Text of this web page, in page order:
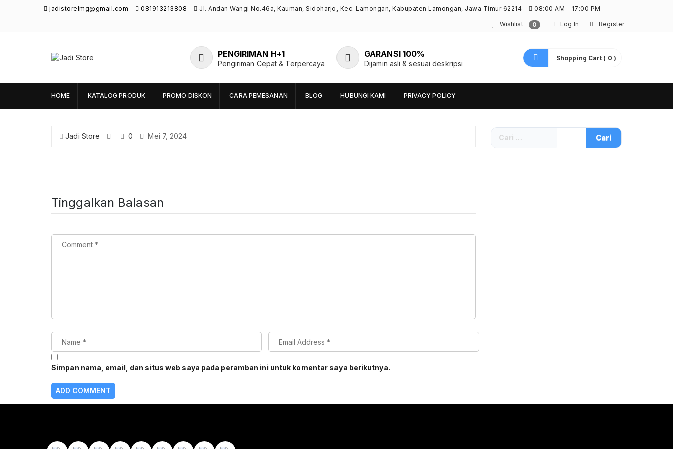
jadistorelmg@gmail.com 081913213808 Jl. Andan Wangi No.46a, Kauman, Sidoharjo, Kec. Lamongan, Kabupaten Lamongan, Jawa Timur 62214 08:00 AM - 17:00 PM
Wishlist 0 Log In Register
Unik di Lamongan
PENGIRIMAN H+1
Pengiriman Cepat & Terpercaya
GARANSI 100%
Dijamin asli & sesuai deskripsi
Shopping Cart ( 0 )
HOME KATALOG PRODUK PROMO DISKON CARA PEMESANAN BLOG HUBUNGI KAMI PRIVACY POLICY
Jadi Store 0 Mei 7, 2024
Tinggalkan Balasan
Simpan nama, email, dan situs web saya pada peramban ini untuk komentar saya berikutnya.
Cari
untuk: